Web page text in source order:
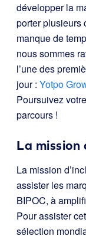
développer la
porter plusieurs
manque de
nous sommes
l’une des
jour : Yotpo
Poursuivez
parcours !
La mission
La mission
assister les
BIPOC, à
Pour assister
sélection